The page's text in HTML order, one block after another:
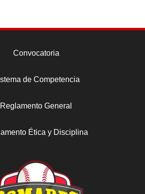
Convocatoria
de Competencia
Reglamento General
Ética y Disciplina